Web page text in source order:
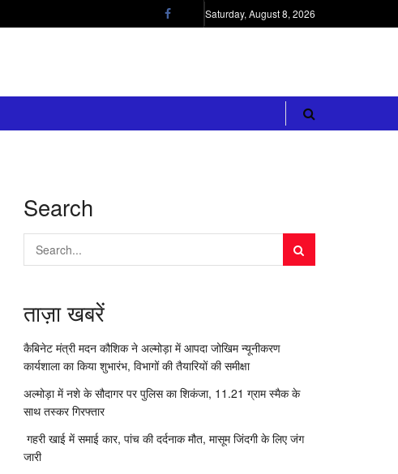
Saturday, August 8, 2026
Search
ताज़ा खबरें
कैबिनेट मंत्री मदन कौशिक ने अल्मोड़ा में आपदा जोखिम न्यूनीकरण
कार्यशाला का किया शुभारंभ, विभागों की तैयारियों की समीक्षा
अल्मोड़ा में नशे के सौदागर पर पुलिस का शिकंजा, 11.21 ग्राम स्मैक के
साथ तस्कर गिरफ्तार
गहरी खाई में समाई कार, पांच की दर्दनाक मौत, मासूम जिंदगी के लिए जंग
जारी